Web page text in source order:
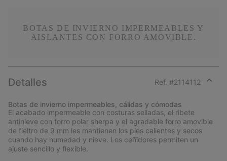
BOTAS DE INVIERNO IMPERMEABLES Y
AISLANTES CON FORRO AMOVIBLE.
Detalles Ref. #2114112
section
Botas de invierno impermeables, cálidas y cómodas
El acabado impermeable con costuras selladas, el ribete
antinieve con forro polar sherpa y el agradable forro amovible
de fieltro de 9 mm les mantienen los pies calientes y secos
cuando hay humedad y nieve. Los ceñidores permiten un
ajuste sencillo y flexible.